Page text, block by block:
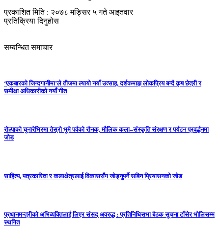
प्रकाशित मिति : २०७८ मङ्सिर ५ गते आइतवार
प्रतिक्रिया दिनुहोस
सम्बन्धित समाचार
‘एकबारको जिन्दगानीमा’ले तीजमा ल्यायो नयाँ उत्साह, दर्शकमाझ लोकप्रिय बन्दै कृष छेत्री र
समीक्षा अधिकारीको नयाँ गीत
रोल्पाको चुनारेभिरमा तेस्रो भूमे पर्वको रौनक, मौलिक कला–संस्कृति संरक्षण र पर्यटन प्रवर्द्धनमा
जोड
साहित्य, पत्रकारिता र कलाक्षेत्रलाई विकाससँग जोड्नुपर्ने सबिन प्रियासनको जोड
प्रधानमन्त्रीको अभिव्यक्तिलाई लिएर संसद् अवरुद्ध : प्रतिनिधिसभा बैठक सूचना टाँसेर भोलिसम्म
स्थगित